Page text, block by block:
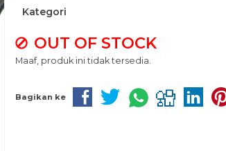
Kategori
OUT OF STOCK
Maaf, produk ini tidak tersedia.
Bagikan ke